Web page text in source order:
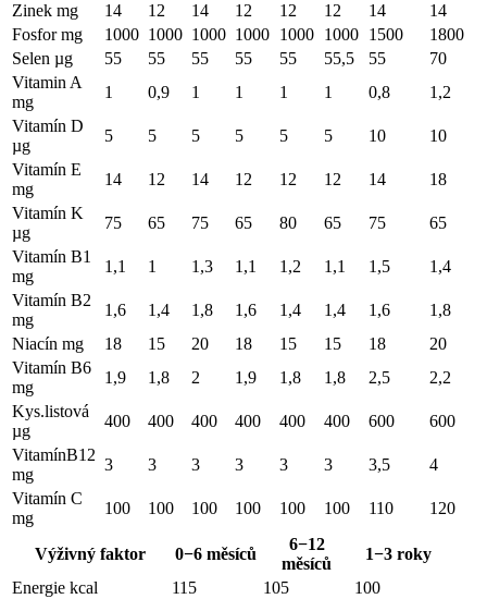
Zinek mg
14 12 14 12 12 12 14
14
Fosfor mg
1000 1000 1000 1000 1000 1000 1500
1800
Selen µg
55 55 55 55 55 55,5 55
70
Vitamin A
mg
1 0,9 1 1 1 1 0,8
1,2
Vitamín D
µg
5 5 5 5 5 5 10
10
Vitamín E
mg
14 12 14 12 12 12 14
18
Vitamín K
µg
75 65 75 65 80 65 75
65
Vitamín B1
mg
1,1 1 1,3 1,1 1,2 1,1 1,5
1,4
Vitamín B2
mg
1,6 1,4 1,8 1,6 1,4 1,4 1,6
1,8
Niacín mg
18 15 20 18 15 15 18
20
Vitamín B6
mg
1,9 1,8 2 1,9 1,8 1,8 2,5
2,2
Kys.listová
µg
400 400 400 400 400 400 600
600
VitamínB12
mg
3 3 3 3 3 3 3,5
4
Vitamín C
mg
100 100 100 100 100 100 110 120
Výživný faktor 0−6 měsíců
6−12
měsíců
1−3 roky
Energie kcal
115 105
100